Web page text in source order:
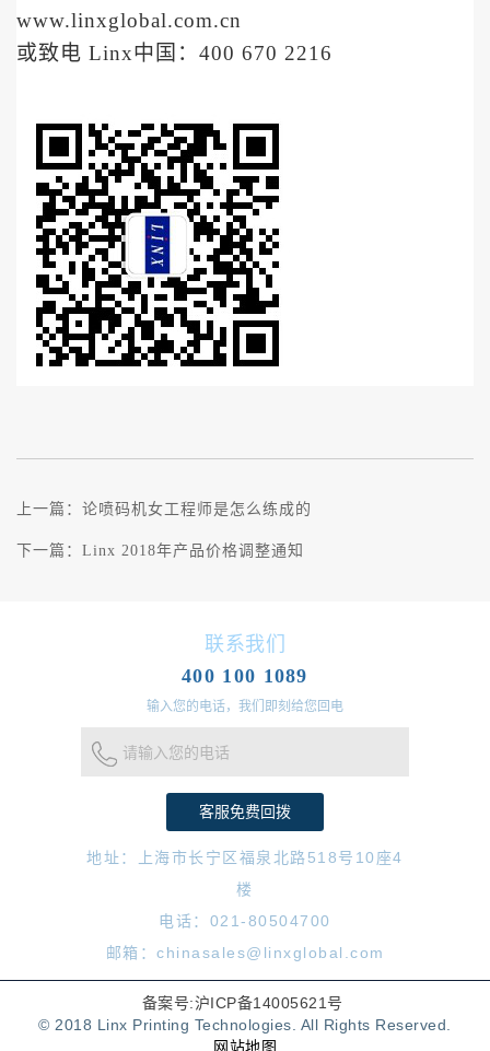
www.linxglobal.com.cn
或致电 Linx中国： 400 670 2216
上一篇： 论喷码机女工程师是怎么练成的
下一篇： Linx 2018年产品价格调整通知
联系我们
400 100 1089
输入您的电话，我们即刻给您回电
请输入您的电话
地址：上海市长宁区福泉北路518号10座4
楼
电话：021-80504700
邮箱：chinasales@linxglobal.com
备案号:沪ICP备14005621号
© 2018 Linx Printing Technologies. All Rights Reserved.
网站地图